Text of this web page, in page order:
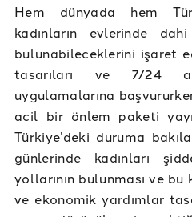
Hem dünyada hem
kadınların evlerinde
bulunabileceklerini işaret
tasarıları ve 7/24
uygulamalarına
acil bir önlem paketi
Türkiye’deki duruma
günlerinde kadınları
yollarının bulunması ve
ve ekonomik yardımlar